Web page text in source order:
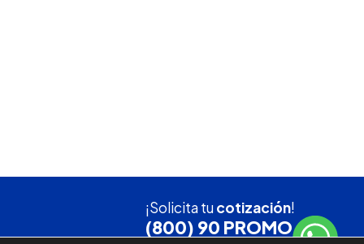
¡Solicita tucotización!
(800) 90 PROMO